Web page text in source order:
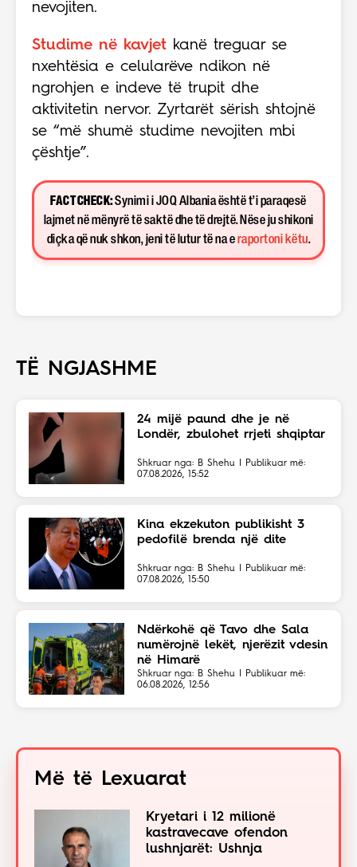
nevojiten.
Studime në kavjet kanë treguar se
nxehtësia e celularëve ndikon në
ngrohjen e indeve të trupit dhe
aktivitetin nervor. Zyrtarët sërish shtojnë
se “më shumë studime nevojiten mbi
çështje”.
FACT CHECK:Synimi i JOQ Albania është t’i paraqesë
lajmet në mënyrë të saktë dhe të drejtë. Nëse ju shikoni
diçka që nuk shkon, jeni të lutur të na e raportoni këtu.
TË NGJASHME
24 mijë paund dhe je në
Londër, zbulohet rrjeti shqiptar
Shkruar nga: B Shehu | Publikuar më:
07.08.2026, 15:52
Kina ekzekuton publikisht 3
pedofilë brenda një dite
Shkruar nga: B Shehu | Publikuar më:
07.08.2026, 15:50
Ndërkohë që Tavo dhe Sala
numërojnë lekët, njerëzit vdesin
në Himarë
Shkruar nga: B Shehu | Publikuar më:
06.08.2026, 12:56
Më të Lexuarat
Kryetari i 12 milionë
kastravecave ofendon
lushnjarët: Ushnja